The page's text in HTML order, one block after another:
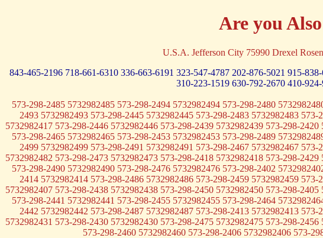
Are you
U.S.A. Jefferson City 75990 Drexel
843-465-2196 718-661-6310 336-663-6191 323-547-4787 202-876-5021 915-
310-223-1519 630-792-2670 410-
573-298-2485 5732982485 573-298-2494 5732982494 573-298-2480
2493 5732982493 573-298-2445 5732982445 573-298-2483 5732982483
5732982417 573-298-2446 5732982446 573-298-2439 5732982439 573-298-
573-298-2465 5732982465 573-298-2453 5732982453 573-298-2489
2499 5732982499 573-298-2491 5732982491 573-298-2467 5732982467
5732982482 573-298-2473 5732982473 573-298-2418 5732982418 573-298-
573-298-2490 5732982490 573-298-2476 5732982476 573-298-2402
2414 5732982414 573-298-2486 5732982486 573-298-2459 5732982459
5732982407 573-298-2438 5732982438 573-298-2450 5732982450 573-298-
573-298-2441 5732982441 573-298-2455 5732982455 573-298-2464
2442 5732982442 573-298-2487 5732982487 573-298-2413 5732982413
5732982431 573-298-2430 5732982430 573-298-2475 5732982475 573-298-
573-298-2460 5732982460 573-298-2406 5732982406 573-